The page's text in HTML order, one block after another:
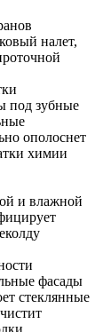
налет,
под зубные
ополоснет
химии
и влажной
фасады
стеклянные